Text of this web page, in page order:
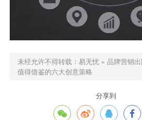
未经允许不得转载： 易无忧 » 品牌营销
值得借鉴的六大创意策略
分享到
   